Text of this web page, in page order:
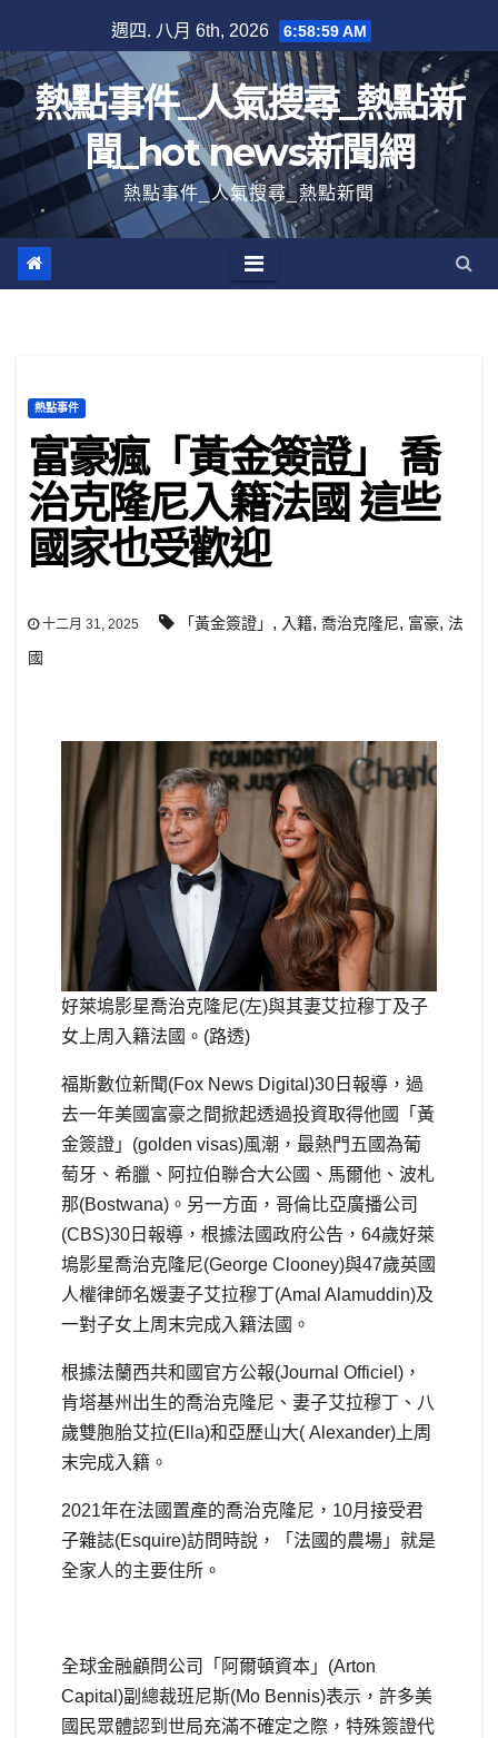
至
內
容
週四. 八月 6th, 2026 6:59:00 AM
熱點事件_人氣搜尋_熱點新
聞_hot news新聞網
熱點事件_人氣搜尋_熱點新聞
熱點事件
富豪瘋「黃金簽證」 喬
治克隆尼入籍法國 這些
國家也受歡迎
十二月 31, 2025 「黃金簽證」 , 入籍, 喬治克隆尼, 富豪, 法
國
好萊塢影星喬治克隆尼(左)與其妻艾拉穆丁及子
女上周入籍法國。(路透)
福斯數位新聞(Fox News Digital)30日報導，過
去一年美國富豪之間掀起透過投資取得他國「黃
金簽證」(golden visas)風潮，最熱門五國為葡
萄牙、希臘、阿拉伯聯合大公國、馬爾他、波札
那(Bostwana)。另一方面，哥倫比亞廣播公司
(CBS)30日報導，根據法國政府公告，64歲好萊
塢影星喬治克隆尼(George Clooney)與47歲英國
人權律師名媛妻子艾拉穆丁(Amal Alamuddin)及
一對子女上周末完成入籍法國。
根據法蘭西共和國官方公報(Journal Officiel)，
肯塔基州出生的喬治克隆尼、妻子艾拉穆丁、八
歲雙胞胎艾拉(Ella)和亞歷山大( Alexander)上周
末完成入籍。
2021年在法國置產的喬治克隆尼，10月接受君
子雜誌(Esquire)訪問時說，「法國的農場」就是
全家人的主要住所。
全球金融顧問公司「阿爾頓資本」(Arton
Capital)副總裁班尼斯(Mo Bennis)表示，許多美
國民眾體認到世局充滿不確定之際，特殊簽證代